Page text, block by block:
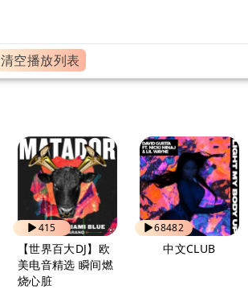
清空播放列表
415
【世界百大DJ】欧
美电音精选 瞬间燃
烧心脏
68482
中文CLUB